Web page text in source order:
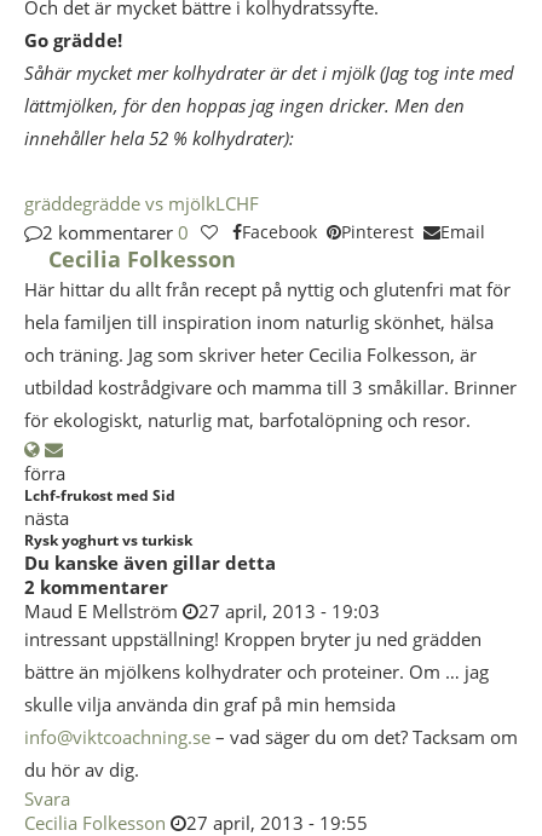
Och det är mycket bättre i kolhydratssyfte.
Go grädde!
Såhär mycket mer kolhydrater är det i mjölk (Jag tog inte med
lättmjölken, för den hoppas jag ingen dricker. Men den
innehåller hela 52 % kolhydrater):
gräddegrädde vs mjölkLCHF
2 kommentarer 0 Facebook Pinterest Email
Cecilia Folkesson
Här hittar du allt från recept på nyttig och glutenfri mat för
hela familjen till inspiration inom naturlig skönhet, hälsa
och träning. Jag som skriver heter Cecilia Folkesson, är
utbildad kostrådgivare och mamma till 3 småkillar. Brinner
för ekologiskt, naturlig mat, barfotalöpning och resor.
förra
Lchf-frukost med Sid
nästa
Rysk yoghurt vs turkisk
Du kanske även gillar detta
2 kommentarer
Maud E Mellström
27 april, 2013 - 19:03
intressant uppställning! Kroppen bryter ju ned grädden
bättre än mjölkens kolhydrater och proteiner. Om … jag
skulle vilja använda din graf på min hemsida
info@viktcoachning.se – vad säger du om det? Tacksam om
du hör av dig.
Svara
Cecilia Folkesson
27 april, 2013 - 19:55